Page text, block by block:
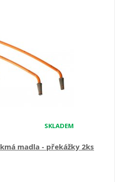
SKLADEM
madla - překážky 2ks